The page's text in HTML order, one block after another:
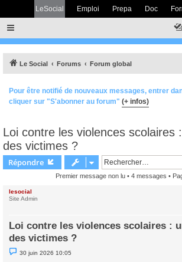
LeSocial Emploi Prepa Doc
Le Social Forums Forum global
Pour être notifié de nouveaux messages, entrer
cliquer sur "S'abonner au forum" (+ infos)
Loi contre les violences scolaires
des victimes ?
Répondre
Premier message non lu • 4 messages •
lesocial
Site Admin
Loi contre les violences scolaires :
des victimes ?
M
e
30 juin 2026 10:05